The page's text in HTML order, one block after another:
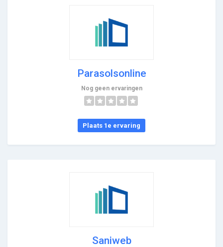
Parasolsonline
Nog geen ervaringen
Plaats 1e ervaring
Saniweb